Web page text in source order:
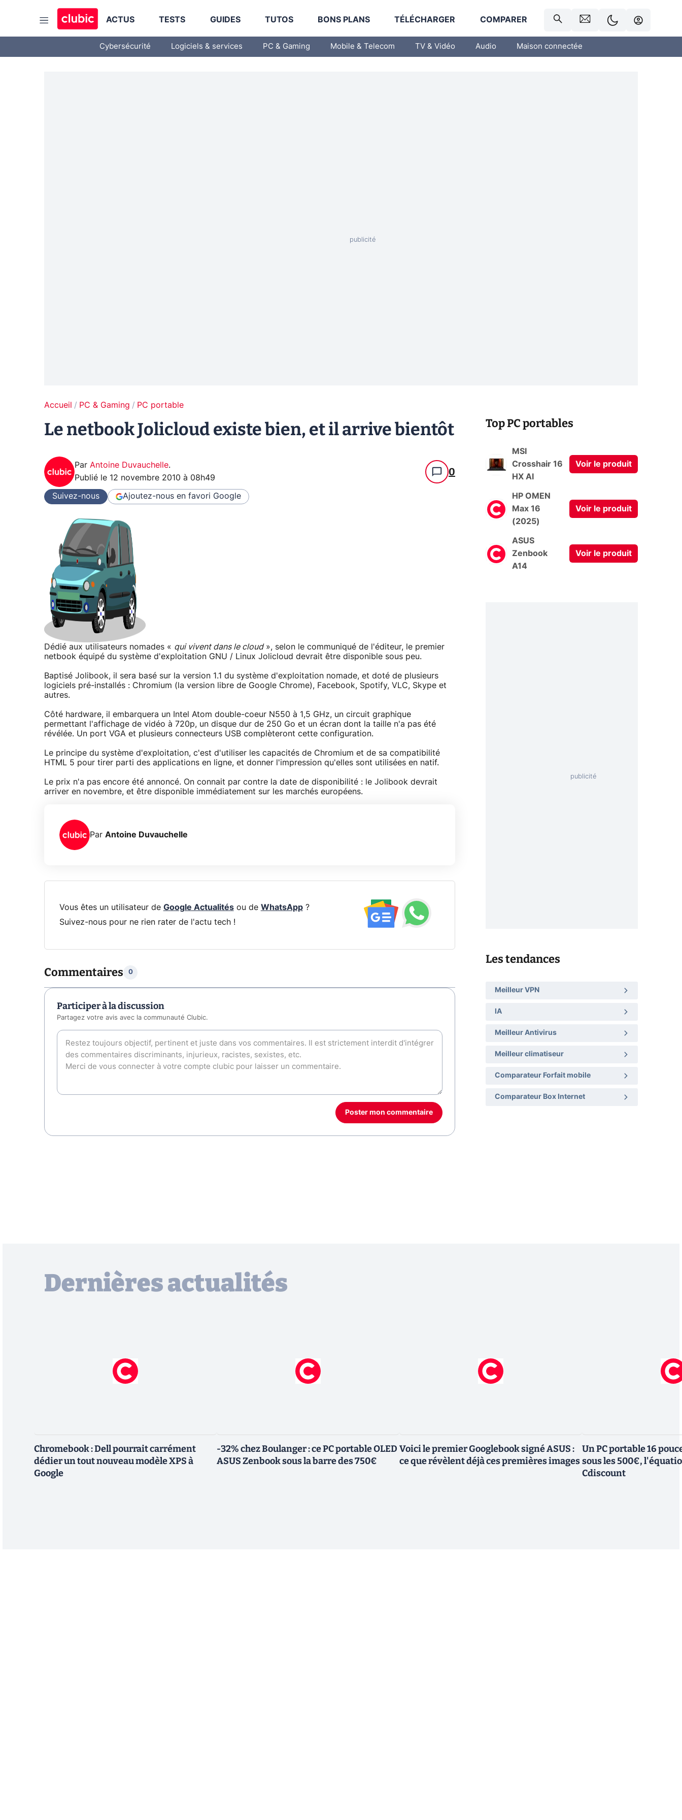
ACTUS TESTS GUIDES TUTOS BONS PLANS TÉLÉCHARGER COMPARER
Cybersécurité Logiciels & services PC & Gaming Mobile & Telecom TV & Vidéo Audio Maison connectée
Accueil PC & Gaming PC portable
Le netbook Jolicloud existe bien, et il arrive bientôt
Par Antoine Duvauchelle.
Publié le 12 novembre 2010 à 08h49 0
Suivez-nous Ajoutez-nous en favori Google
Dédié aux utilisateurs nomades « qui vivent dans le cloud», selon le communiqué de l'éditeur, le premier
netbook équipé du système d'exploitation GNU / Linux Jolicloud devrait être disponible sous peu.
Baptisé Jolibook, il sera basé sur la version 1.1 du système d'exploitation nomade, et doté de plusieurs
logiciels pré-installés : Chromium (la version libre de Google Chrome), Facebook, Spotify, VLC, Skype et
autres.
Côté hardware, il embarquera un Intel Atom double-coeur N550 à 1,5 GHz, un circuit graphique
permettant l'affichage de vidéo à 720p, un disque dur de 250 Go et un écran dont la taille n'a pas été
révélée. Un port VGA et plusieurs connecteurs USB complèteront cette configuration.
Le principe du système d'exploitation, c'est d'utiliser les capacités de Chromium et de sa compatibilité
HTML 5 pour tirer parti des applications en ligne, et donner l'impression qu'elles sont utilisées en natif.
Le prix n'a pas encore été annoncé. On connait par contre la date de disponibilité : le Jolibook devrait
arriver en novembre, et être disponible immédiatement sur les marchés européens.
Par Antoine Duvauchelle
Vous êtes un utilisateur de Google Actualitésou de WhatsApp?
Suivez-nous pour ne rien rater de l'actu tech !
Commentaires 0
Participer à la discussion
Partagez votre avis avec la communauté Clubic.
Poster mon commentaire
Top PC portables
MSI
Crosshair 16
HX AI
Voir le produit
HP OMEN
Max 16
(2025)
Voir le produit
ASUS
Zenbook
A14
Voir le produit
Les tendances
Meilleur VPN
IA
Meilleur Antivirus
Meilleur climatiseur
Comparateur Forfait mobile
Comparateur Box Internet
Dernières actualités
Chromebook : Dell pourrait carrément
dédier un tout nouveau modèle XPS à
Google
-32% chez Boulanger : ce PC portable OLED
ASUS Zenbook sous la barre des 750€
Voici le premier Googlebook signé ASUS :
ce que révèlent déjà ces premières images
Un PC portable 16
sous les 500€,
Cdiscount